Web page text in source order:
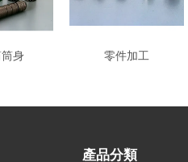
身 零件加工
產品分類